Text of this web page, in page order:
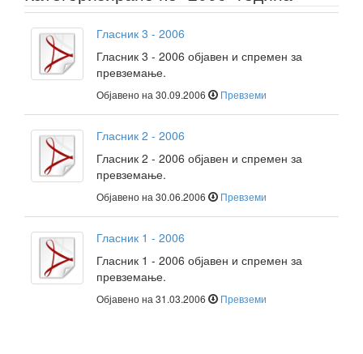
Гласник 3 - 2006
Гласник 3 - 2006 објавен и спремен за
превземање.
Објавено на 30.09.2006 Превземи
Гласник 2 - 2006
Гласник 2 - 2006 објавен и спремен за
превземање.
Објавено на 30.06.2006 Превземи
Гласник 1 - 2006
Гласник 1 - 2006 објавен и спремен за
превземање.
Објавено на 31.03.2006 Превземи